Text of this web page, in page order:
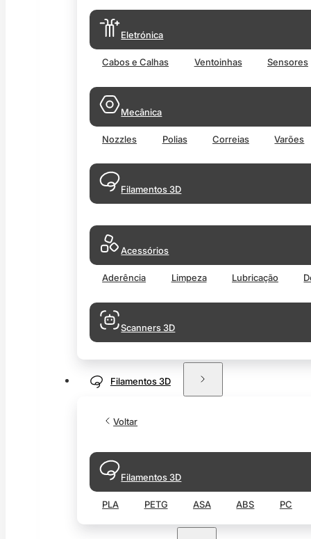
Eletrónica
Cabos e Calhas Ventoinhas Sensores
Mecânica
Nozzles Polias Correias Varões
Filamentos 3D
Acessórios
Aderência Limpeza Lubricação
Scanners 3D
Filamentos 3D
Voltar
Filamentos 3D
PLA PETG ASA ABS PC